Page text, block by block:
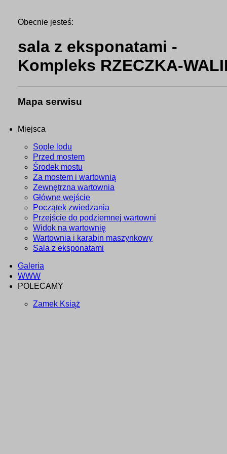
Obecnie jesteś:
sala z eksponatami -
Kompleks RZECZKA-
Mapa serwisu
Miejsca
Sople lodu
Przed mostem
Środek mostu
Za mostem i wartownią
Zewnętrzna wartownia
Główne wejście
Początek zwiedzania
Przejście do podziemnej wartowni
Widok na wartownię
Wartownia i karabin maszynkowy
Sala z eksponatami
Galeria
WWW
POLECAMY
Zamek Książ